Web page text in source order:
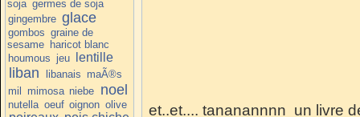
soja germes de soja
gingembre glace
gombos graine de
sesame haricot blanc
houmous jeu lentille
liban libanais maÃ®s
mil mimosa niebe noel
nutella oeuf oignon olive
et..et.... tananannnn un livre